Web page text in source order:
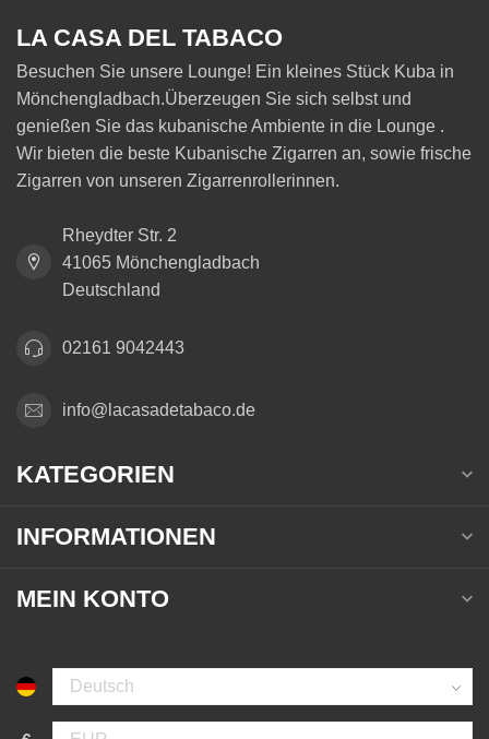
LA CASA DEL TABACO
Besuchen Sie unsere Lounge! Ein kleines Stück Kuba in
Mönchengladbach.Überzeugen Sie sich selbst und
genießen Sie das kubanische Ambiente in die Lounge .
Wir bieten die beste Kubanische Zigarren an, sowie frische
Zigarren von unseren Zigarrenrollerinnen.
Rheydter Str. 2
41065 Mönchengladbach
Deutschland
02161 9042443
info@lacasadetabaco.de
KATEGORIEN
INFORMATIONEN
MEIN KONTO